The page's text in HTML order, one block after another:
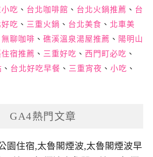
小吃 、 台北咖啡館 、 台北火鍋推薦 、 台
吃 、 三重火鍋 、 台北美食 、 北車美
無聊咖啡 、 礁溪溫泉湯屋推薦 、 陽明山
宿推薦 、 三重好吃 、 西門町必吃 、
、 台北好吃早餐 、 三重宵夜 、 小吃 、
GA4熱門文章